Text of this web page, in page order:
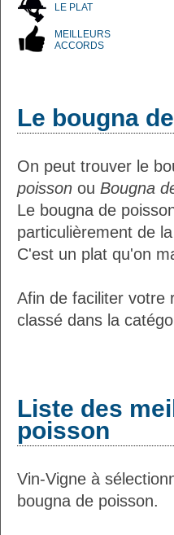
LE PLAT
MEILLEURS
ACCORDS
Le bougna
On peut trouver le
poisson ou Bougna
Le bougna de
particulièrement de
C'est un plat qu'on
Afin de faciliter votre
classé dans la
Liste des
poisson
Vin-Vigne à
bougna de poisson.